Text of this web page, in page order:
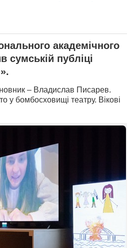
академічного
сумській публіці
– Владислав Писарев.
у бомбосховищі театру. Вікові